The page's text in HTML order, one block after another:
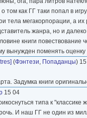
том как ГГ таки попал в
тела мегакорпорации, а их
жанра, но и
книги
вынужден поменять
(Фэнтези, Попаданцы)
Задумка книги
15 04
типа к
И наш ГГ не один из